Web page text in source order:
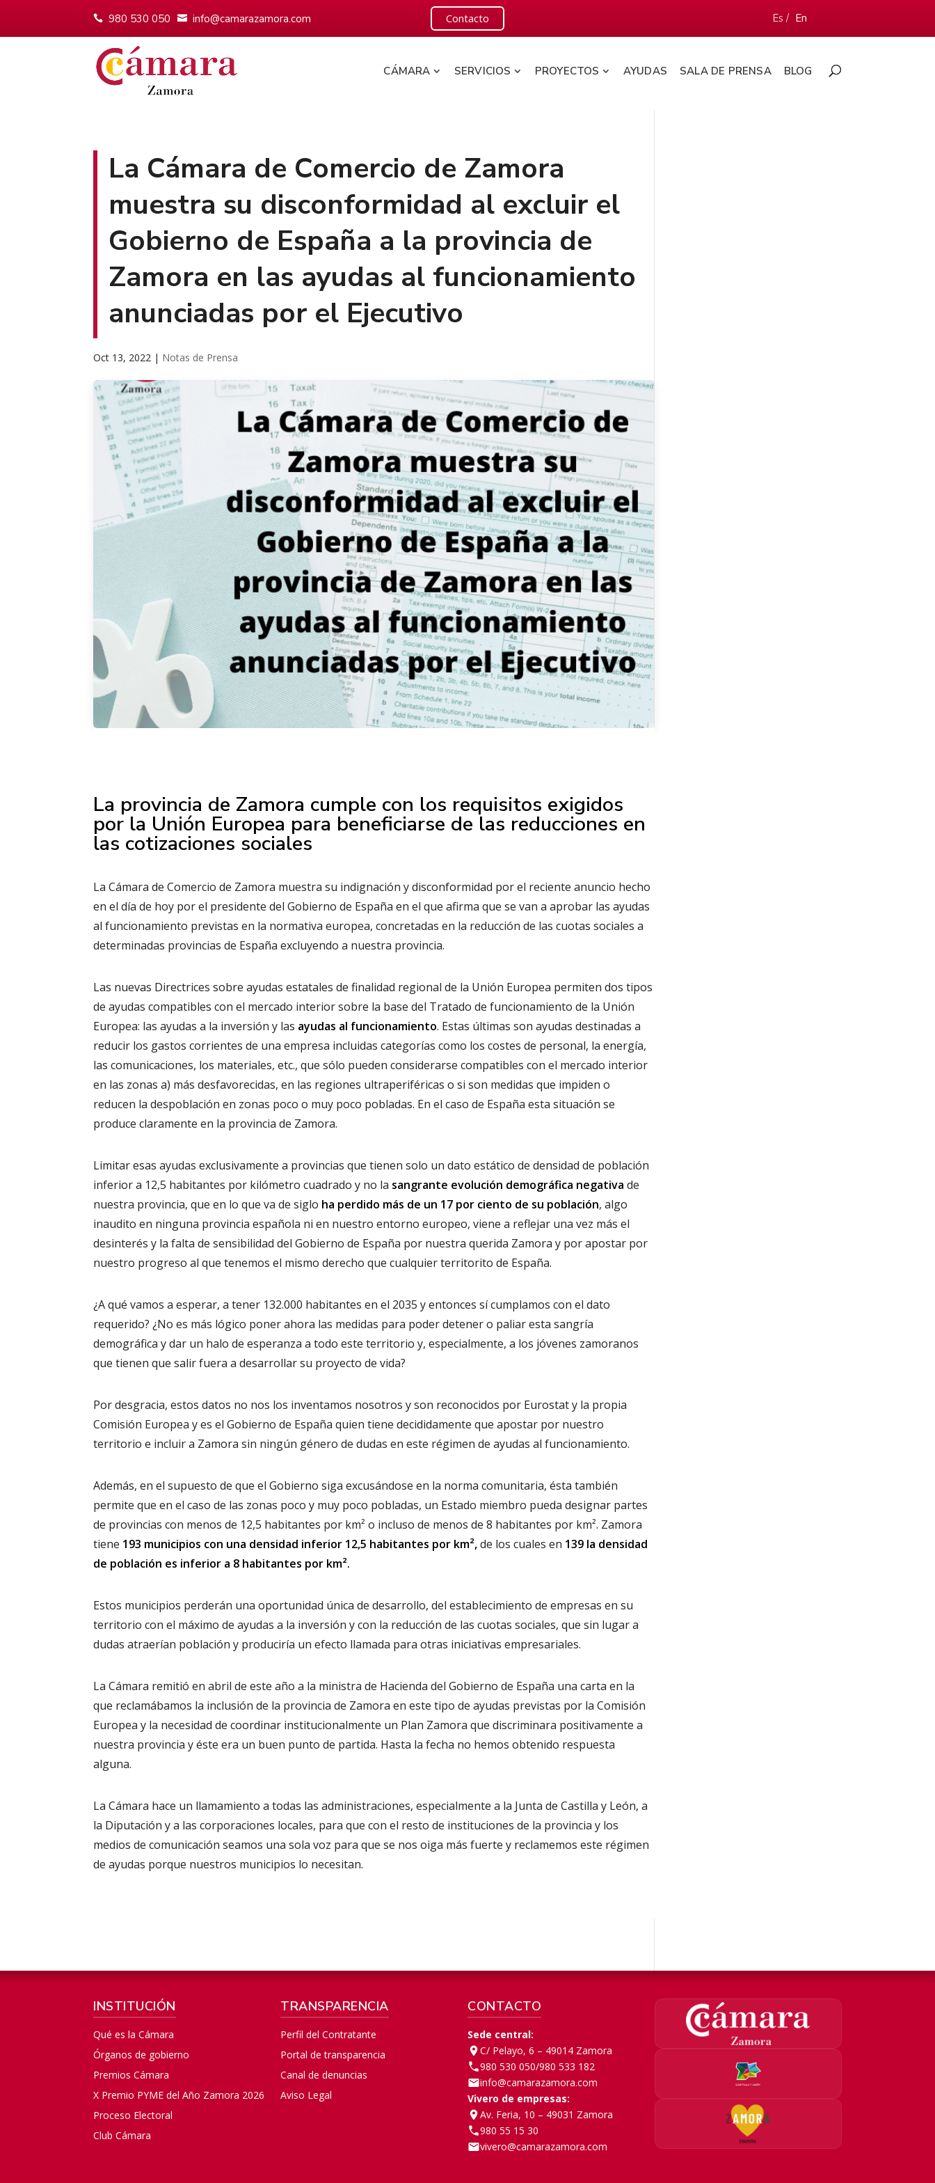
980 530 050 info@camarazamora.com Contacto Es / En
CÁMARA SERVICIOS PROYECTOS AYUDAS SALA DE PRENSA BLOG
La Cámara de Comercio de Zamora
muestra su disconformidad al excluir el
Gobierno de España a la provincia de
Zamora en las ayudas al funcionamiento
anunciadas por el Ejecutivo
Oct 13, 2022 | Notas de Prensa
La provincia de Zamora cumple con los requisitos exigidos
por la Unión Europea para beneficiarse de las reducciones en
las cotizaciones sociales
La Cámara de Comercio de Zamora muestra su indignación y disconformidad por el reciente anuncio hecho
en el día de hoy por el presidente del Gobierno de España en el que afirma que se van a aprobar las ayudas
al funcionamiento previstas en la normativa europea, concretadas en la reducción de las cuotas sociales a
determinadas provincias de España excluyendo a nuestra provincia.
Las nuevas Directrices sobre ayudas estatales de finalidad regional de la Unión Europea permiten dos tipos
de ayudas compatibles con el mercado interior sobre la base del Tratado de funcionamiento de la Unión
Europea: las ayudas a la inversión y las ayudas al funcionamiento. Estas últimas son ayudas destinadas a
reducir los gastos corrientes de una empresa incluidas categorías como los costes de personal, la energía,
las comunicaciones, los materiales, etc., que sólo pueden considerarse compatibles con el mercado interior
en las zonas a) más desfavorecidas, en las regiones ultraperiféricas o si son medidas que impiden o
reducen la despoblación en zonas poco o muy poco pobladas. En el caso de España esta situación se
produce claramente en la provincia de Zamora.
Limitar esas ayudas exclusivamente a provincias que tienen solo un dato estático de densidad de población
inferior a 12,5 habitantes por kilómetro cuadrado y no la sangrante evolución demográfica negativa de
nuestra provincia, que en lo que va de siglo ha perdido más de un 17 por ciento de su población, algo
inaudito en ninguna provincia española ni en nuestro entorno europeo, viene a reflejar una vez más el
desinterés y la falta de sensibilidad del Gobierno de España por nuestra querida Zamora y por apostar por
nuestro progreso al que tenemos el mismo derecho que cualquier territorito de España.
¿A qué vamos a esperar, a tener 132.000 habitantes en el 2035 y entonces sí cumplamos con el dato
requerido? ¿No es más lógico poner ahora las medidas para poder detener o paliar esta sangría
demográfica y dar un halo de esperanza a todo este territorio y, especialmente, a los jóvenes zamoranos
que tienen que salir fuera a desarrollar su proyecto de vida?
Por desgracia, estos datos no nos los inventamos nosotros y son reconocidos por Eurostat y la propia
Comisión Europea y es el Gobierno de España quien tiene decididamente que apostar por nuestro
territorio e incluir a Zamora sin ningún género de dudas en este régimen de ayudas al funcionamiento.
Además, en el supuesto de que el Gobierno siga excusándose en la norma comunitaria, ésta también
permite que en el caso de las zonas poco y muy poco pobladas, un Estado miembro pueda designar partes
de provincias con menos de 12,5 habitantes por km² o incluso de menos de 8 habitantes por km². Zamora
tiene 193 municipios con una densidad inferior 12,5 habitantes por km²,de los cuales en 139 la densidad
de población es inferior a 8 habitantes por km².
Estos municipios perderán una oportunidad única de desarrollo, del establecimiento de empresas en su
territorio con el máximo de ayudas a la inversión y con la reducción de las cuotas sociales, que sin lugar a
dudas atraerían población y produciría un efecto llamada para otras iniciativas empresariales.
La Cámara remitió en abril de este año a la ministra de Hacienda del Gobierno de España una carta en la
que reclamábamos la inclusión de la provincia de Zamora en este tipo de ayudas previstas por la Comisión
Europea y la necesidad de coordinar institucionalmente un Plan Zamora que discriminara positivamente a
nuestra provincia y éste era un buen punto de partida. Hasta la fecha no hemos obtenido respuesta
alguna.
La Cámara hace un llamamiento a todas las administraciones, especialmente a la Junta de Castilla y León, a
la Diputación y a las corporaciones locales, para que con el resto de instituciones de la provincia y los
medios de comunicación seamos una sola voz para que se nos oiga más fuerte y reclamemos este régimen
de ayudas porque nuestros municipios lo necesitan.
INSTITUCIÓN
Qué es la Cámara
Órganos de gobierno
Premios Cámara
X Premio PYME del Año Zamora 2026
Proceso Electoral
Club Cámara
TRANSPARENCIA
Perfil del Contratante
Portal de transparencia
Canal de denuncias
Aviso Legal
CONTACTO
Sede central:
C/ Pelayo, 6 – 49014 Zamora
980 530 050/980 533 182
info@camarazamora.com
Vivero de empresas:
Av. Feria, 10 – 49031 Zamora
980 55 15 30
vivero@camarazamora.com